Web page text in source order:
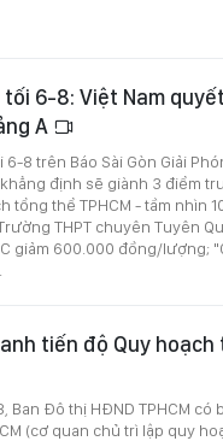
tối 6-8: Việt Nam
A
6-8 trên Báo Sài Gòn Giải
định sẽ giành 3 điểm
tổng thể TPHCM - tầm nhìn
THPT chuyên Tuyên
giảm 600.000 đồng/lượng;
tiến độ Quy hoạch
Ban Đô thị HĐND TPHCM
(cơ quan chủ trì lập quy